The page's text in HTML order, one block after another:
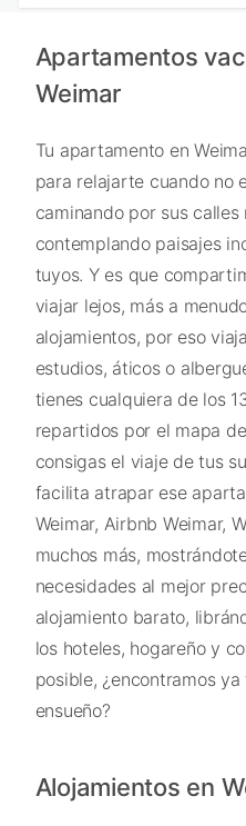
Apartamentos
Weimar
Tu apartamento en
para relajarte cuando no
caminando por sus calles
contemplando paisajes
tuyos. Y es que
viajar lejos, más a
alojamientos, por eso
estudios, áticos o
tienes cualquiera de los
repartidos por el mapa
consigas el viaje de tus
facilita atrapar ese
Weimar, Airbnb Weimar,
muchos más,
necesidades al mejor
alojamiento barato,
los hoteles, hogareño y
posible, ¿encontramos
ensueño?
Alojamientos en